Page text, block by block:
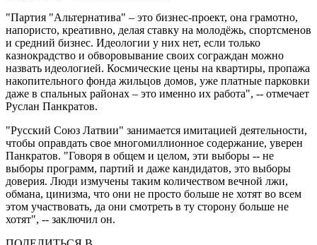
"Партия "Альтернатива" – это бизнес-проект, она грамотно,
напористо, креативно, делая ставку на молодёжь, спортсменов
и средний бизнес. Идеологии у них нет, если только
казнокрадство и обворовывание своих сограждан можно
назвать идеологией. Космические цены на квартиры, пропажа
накопительного фонда жильцов домов, уже платные парковки
даже в спальных районах – это именно их работа", -- отмечает
Руслан Панкратов.
"Русский Союз Латвии" занимается имитацией деятельности,
чтобы оправдать свое многомиллионное содержание, уверен
Панкратов. "Говоря в общем и целом, эти выборы -- не
выборы программ, партий и даже кандидатов, это выборы
доверия. Люди измучены таким количеством вечной лжи,
обмана, цинизма, что они не просто больше не хотят во всем
этом участвовать, да они смотреть в ту сторону больше не
хотят", -- заключил он.